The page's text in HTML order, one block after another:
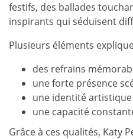
festifs, des ballades
inspirants qui séduisent
Plusieurs éléments
des refrains
une forte présence
une identité
une capacité
Grâce à ces qualités, Katy